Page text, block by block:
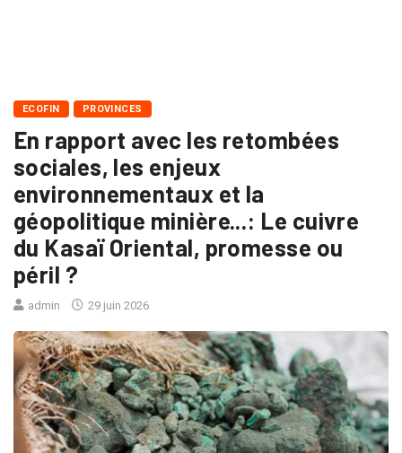
ECOFIN PROVINCES
En rapport avec les retombées
sociales, les enjeux
environnementaux et la
géopolitique minière...: Le cuivre
du Kasaï Oriental, promesse ou
péril ?
admin 29 juin 2026